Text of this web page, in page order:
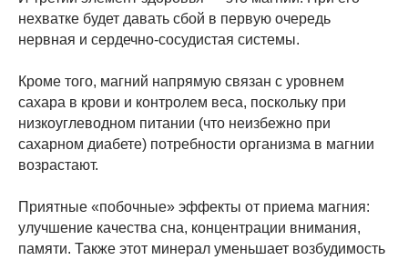
нехватке будет давать сбой в первую очередь
нервная и сердечно-сосудистая системы.
Кроме того, магний напрямую связан с уровнем
сахара в крови и контролем веса, поскольку при
низкоуглеводном питании (что неизбежно при
сахарном диабете) потребности организма в магнии
возрастают.
Приятные «побочные» эффекты от приема магния:
улучшение качества сна, концентрации внимания,
памяти. Также этот минерал уменьшает возбудимость